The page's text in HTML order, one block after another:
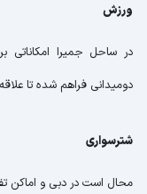
ورزش
در ساحل جمیرا امکاناتی
دومیدانی فراهم شده تا علاقه
شترسواری
محال است در دبی و اماکن